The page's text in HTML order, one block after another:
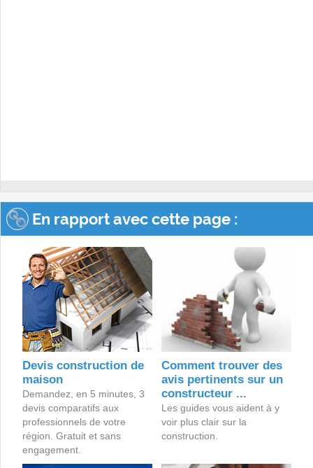
En rapport avec cette page :
Devis construction de
maison
Demandez, en 5 minutes, 3
devis comparatifs aux
professionnels de votre
région. Gratuit et sans
engagement.
Comment trouver des
avis pertinents sur un
constructeur ...
Les guides vous aident à y
voir plus clair sur la
construction.